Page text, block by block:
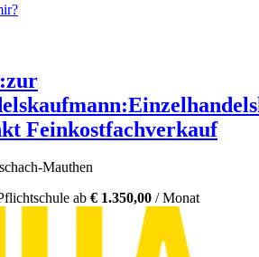
Feinkostfachverkauf
Mauthen
ab € 1.350,00 / Monat